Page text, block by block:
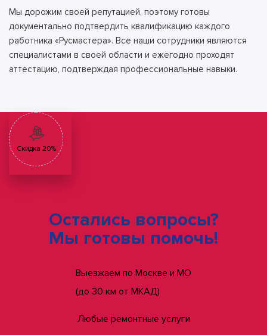
Мы дорожим своей репутацией, поэтому готовы
документально подтвердить квалификацию каждого
работника «Русмастера». Все наши сотрудники являются
специалистами в своей области и ежегодно проходят
аттестацию, подтверждая профессиональные навыки.
Скидка 20%
Остались вопросы?
Мы готовы помочь!
Выезжаем по Москве и МО
(до 30 км от МКАД)
Любые ремонтные услуги